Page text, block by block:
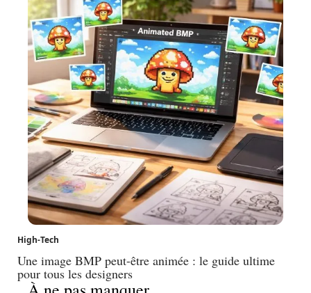
High-Tech
Une image BMP peut-être animée : le guide ultime
pour tous les designers